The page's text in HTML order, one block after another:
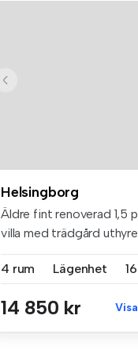
Helsingborg
Äldre fint renoverad 1,5
villa med trädgård
4 rum Lägenhet
14 850 kr